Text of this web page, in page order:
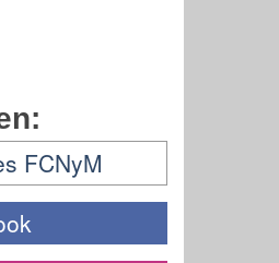
FCNyM